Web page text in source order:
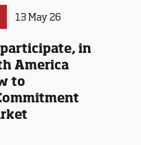
13 May 26
in
America
to